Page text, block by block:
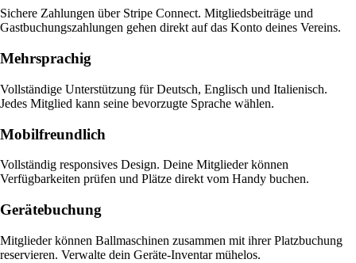
Sichere Zahlungen über Stripe Connect. Mitgliedsbeiträge und
Gastbuchungszahlungen gehen direkt auf das Konto deines Vereins.
Mehrsprachig
Vollständige Unterstützung für Deutsch, Englisch und Italienisch.
Jedes Mitglied kann seine bevorzugte Sprache wählen.
Mobilfreundlich
Vollständig responsives Design. Deine Mitglieder können
Verfügbarkeiten prüfen und Plätze direkt vom Handy buchen.
Gerätebuchung
Mitglieder können Ballmaschinen zusammen mit ihrer Platzbuchung
reservieren. Verwalte dein Geräte-Inventar mühelos.